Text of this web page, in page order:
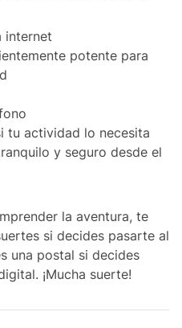
internet
potente para
tu actividad lo necesita
y seguro desde el
la aventura, te
si decides pasarte al
una postal si decides
¡Mucha suerte!